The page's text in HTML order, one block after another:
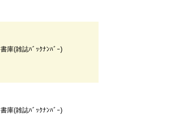
書庫(雑誌ﾊﾞｯｸﾅﾝﾊﾞｰ)
書庫(雑誌ﾊﾞｯｸﾅﾝﾊﾞｰ)